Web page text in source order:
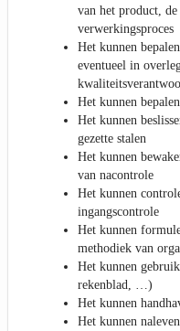
van het product,
verwerkingsproces
Het kunnen
eventueel in
Het kunnen
Het kunnen
gezette stalen
Het kunnen
van nacontrole
Het kunnen
ingangscontrole
Het kunnen
methodiek van
Het kunnen
rekenblad, …)
Het kunnen
Het kunnen